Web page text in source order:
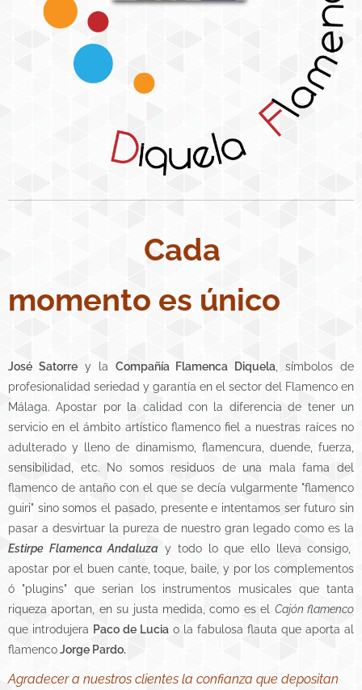
Cada
momento es único
José Satorrey la Compañía Flamenca Diquela , símbolos de
profesionalidad seriedad y garantía en el sector del Flamenco en
Málaga. Apostar por la calidad con la diferencia de tener un
servicio en el ámbito artístico flamenco fiel a nuestras raíces no
adulterado y lleno de dinamismo, flamencura, duende, fuerza,
sensibilidad, etc. No somos residuos de una mala fama del
flamenco de antaño con el que se decía vulgarmente "flamenco
guiri" sino somos el pasado, presente e intentamos ser futuro sin
pasar a desvirtuar la pureza de nuestro gran legado como es la
Estirpe Flamenca Andaluza y todo lo que ello lleva consigo,
apostar por el buen cante, toque, baile, y por los complementos
ó "plugins" que serian los instrumentos musicales que tanta
riqueza aportan, en su justa medida, como es el Cajón flamenco
que introdujera Paco de Lucia o la fabulosa flauta que aporta al
flamencoJorge Pardo.
Agradecer a nuestros clientes la confianza que depositan